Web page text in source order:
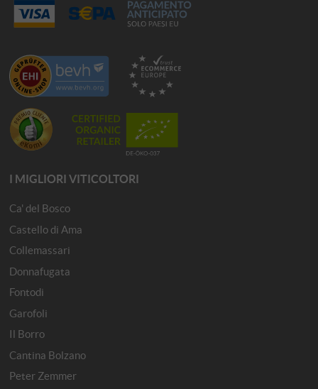
I MIGLIORI VITICOLTORI
Ca' del Bosco
Castello di Ama
Collemassari
Donnafugata
Fontodi
Garofoli
Il Borro
Cantina Bolzano
Peter Zemmer